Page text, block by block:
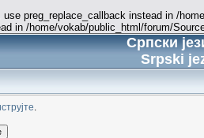
preg_replace_callback instead in /
in /home/vokab/public_html/forum/
Српски
Srpski